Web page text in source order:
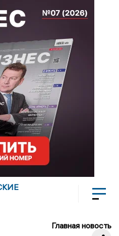
Главная новость